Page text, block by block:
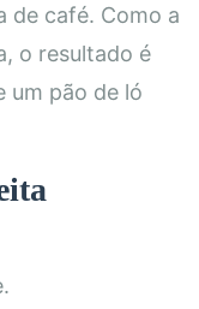
de café. Como a
o resultado é
um pão de ló